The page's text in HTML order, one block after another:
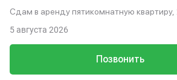
Сдам в аренду пятикомнатную квартиру,
Позвонить
5 августа 2026